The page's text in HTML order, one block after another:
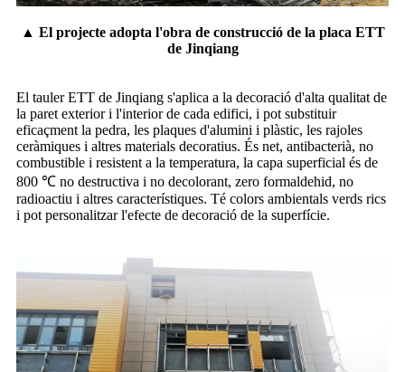
▲ El projecte adopta l'obra de construcció de la placa ETT
de Jinqiang
El tauler ETT de Jinqiang s'aplica a la decoració d'alta qualitat de
la paret exterior i l'interior de cada edifici, i pot substituir
eficaçment la pedra, les plaques d'alumini i plàstic, les rajoles
ceràmiques i altres materials decoratius. És net, antibacterià, no
combustible i resistent a la temperatura, la capa superficial és de
800 ℃ no destructiva i no decolorant, zero formaldehid, no
radioactiu i altres característiques. Té colors ambientals verds rics
i pot personalitzar l'efecte de decoració de la superfície.